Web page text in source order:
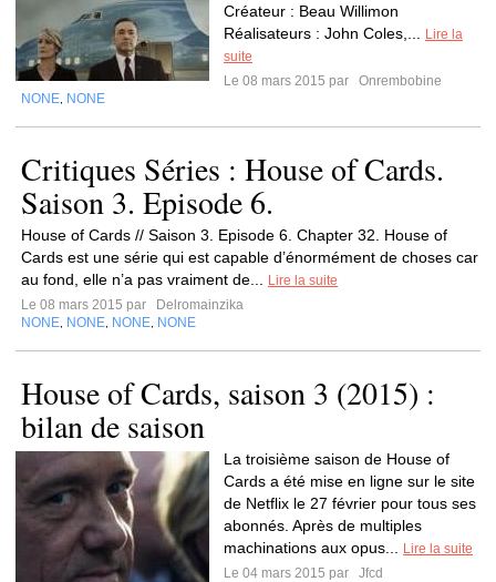
Créateur : Beau Willimon
Réalisateurs : John Coles,...
Lire la
suite
Le 08 mars 2015 par
Onrembobine
NONE NONE
Critiques Séries : House of Cards.
Saison 3. Episode 6.
House of Cards // Saison 3. Episode 6. Chapter 32. House of
Cards est une série qui est capable d’énormément de choses car
au fond, elle n’a pas vraiment de...
Lire la suite
Le 08 mars 2015 par
Delromainzika
NONE NONE NONE NONE
House of Cards, saison 3 (2015) :
bilan de saison
La troisième saison de House of
Cards a été mise en ligne sur le site
de Netflix le 27 février pour tous ses
abonnés. Après de multiples
machinations aux opus...
Lire la suite
Le 04 mars 2015 par
Jfcd